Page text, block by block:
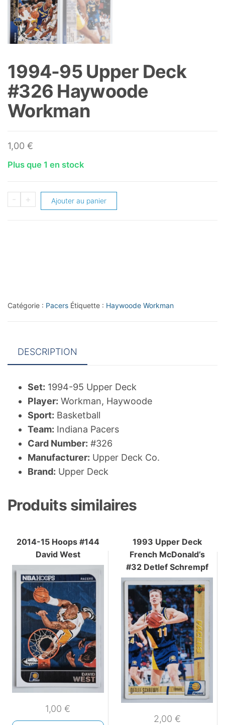
1994-95 Upper Deck
#326 Haywoode
Workman
1,00 €
Plus que 1 en stock
-
quantité
Workman
+ Ajouter au panier
Catégorie : Pacers Étiquette : Haywoode Workman
DESCRIPTION
Set: 1994-95 Upper Deck
Player: Workman, Haywoode
Sport: Basketball
Team: Indiana Pacers
Card Number: #326
Manufacturer: Upper Deck Co.
Brand: Upper Deck
Produits similaires
2014-15 Hoops #144
David West
1,00€
1993 Upper Deck
French McDonald’s
#32 Detlef Schrempf
2,00 €